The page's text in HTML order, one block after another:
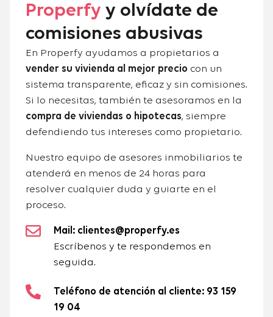
Properfy y olvídate de
comisiones abusivas
En Properfy ayudamos a propietarios a
vender su vivienda al mejor precio con un
sistema transparente, eficaz y sin comisiones.
Si lo necesitas, también te asesoramos en la
compra de viviendas o hipotecas, siempre
defendiendo tus intereses como propietario.
Nuestro equipo de asesores inmobiliarios te
atenderá en menos de 24 horas para
resolver cualquier duda y guiarte en el
proceso.
Mail: clientes@properfy.es
Escríbenos y te respondemos en
seguida.
Teléfono de atención al cliente: 93 159
19 04